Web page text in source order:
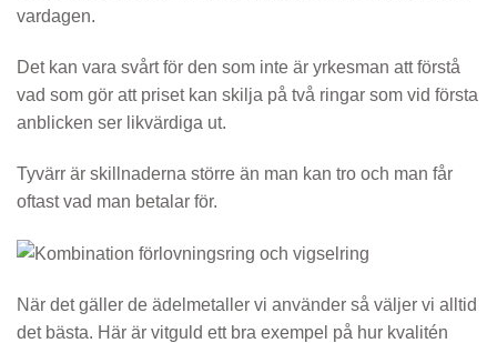
vardagen.
Det kan vara svårt för den som inte är yrkesman att förstå
vad som gör att priset kan skilja på två ringar som vid första
anblicken ser likvärdiga ut.
Tyvärr är skillnaderna större än man kan tro och man får
oftast vad man betalar för.
När det gäller de ädelmetaller vi använder så väljer vi alltid
det bästa. Här är vitguld ett bra exempel på hur kvalitén